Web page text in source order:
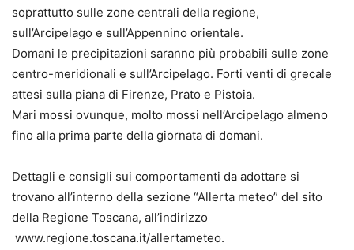
soprattutto sulle zone centrali della regione,
sull’Arcipelago e sull’Appennino orientale.
Domani le precipitazioni saranno più probabili sulle zone
centro-meridionali e sull’Arcipelago. Forti venti di grecale
attesi sulla piana di Firenze, Prato e Pistoia.
Mari mossi ovunque, molto mossi nell’Arcipelago almeno
fino alla prima parte della giornata di domani.
Dettagli e consigli sui comportamenti da adottare si
trovano all’interno della sezione “Allerta meteo” del sito
della Regione Toscana, all’indirizzo
www.regione.toscana.it/allertameteo.